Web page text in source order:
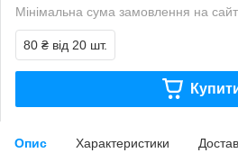
Мінімальна сума замовлення на
80 ₴ від 20 шт.
Опис Характеристики